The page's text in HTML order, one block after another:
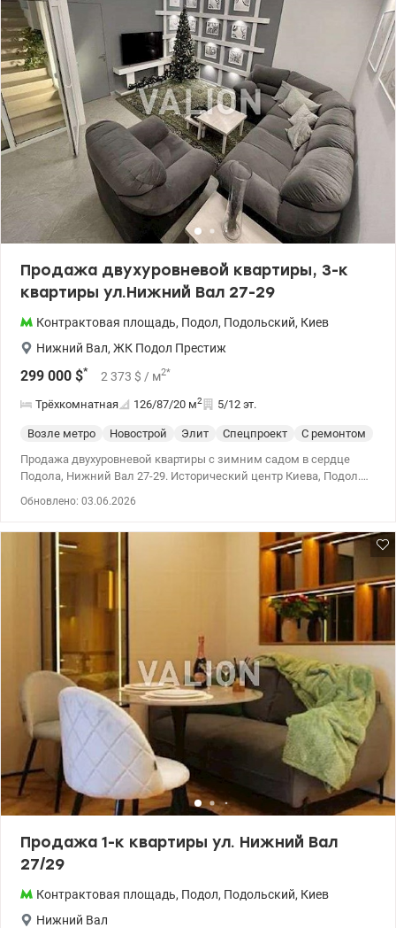
Продажа двухуровневой квартиры, 3-к
квартиры ул.Нижний Вал 27-29
Контрактовая площадь, Подол, Подольский, Киев
Нижний Вал, ЖК Подол Престиж
299 000 $* 2 373 $ / м2*
Трёхкомнатная 126/87/20 м2 5/12 эт.
Возле метро Новострой Элит Спецпроект
С ремонтом
Продажа двухуровневой квартиры с зимним садом в сердце
Подола, Нижний Вал 27-29. Исторический центр Киева, Подол.
прямо во внутреннем дворе дома. 2 спальни с санузлами и
гардеробом, кабинет, кухня со столовой, спортивная зона,
гостиная, 126 м.кв. 2 выхода из квартиры на 5 и 6 этажа)
Уникальный зимний сад со стеклянной крышей. Три санузла,
подогрев полов по всей площади, утепление стен и потолка,
автономное отопление, очистка воды, система вытяжной
вентиляции, кондиционирование, система энергообеспечения
на время blackout. Большая парковка возле дома, лифты, в т.ч.
грузовой, консьерж, видеонаблюдение. Льготные тарифы на
электроэнергию в отопительный сезон. Более 3 лет в
собственности.В квартире 3 комнаты. Планировка комнат
Многоуровнев. Общее состояние квартиры – с ремонтом.
Возможна продажа по программе есть Обитель, есть
Восстановление. Работает без света – вода, резервное питание
квартиры (аккумуляторы). 044 200 10 80 Valion.ua/1143468
Обновлено: 03.06.2026
Продажа 1-к квартиры ул. Нижний Вал
27/29
Контрактовая площадь, Подол, Подольский, Киев
Нижний Вал